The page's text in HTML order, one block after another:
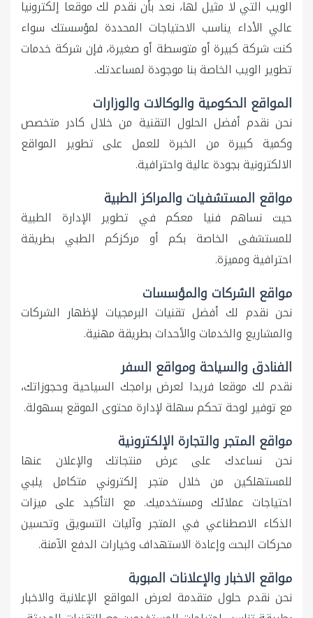
الويب التي لا مثيل لها، نعد بأن نقدم لك موقعا إلكترونيا
عالي الأداء يناسب الاحتياجات المحددة لمؤسستك سواء
كنت شركة كبيرة أو متوسطة أو صغيرة، فإن شركة خدمات
تطوير الويب الخاصة بنا موجودة لمساعدتك.
المواقع الحكومية والوكالات والوزارات
نحن نقدم أفضل الحلول التقنية من خلال كادر متخصص
وكمية كبيرة من الخبرة للعمل على تطوير المواقع
الالكترونية بجودة عالية واحترافية.
مواقع المستشفيات والمراكز الطبية
حيث نساهم فنيا معكم في تطوير الإدارة الطبية
للمستشفى الخاصة بكم أو مركزكم الطبي بطريقة
احترافية ومميزة.
مواقع الشركات والمؤسسات
نحن نقدم لك أفضل تقنيات البرمجيات لإظهار الشركات
والمشاريع والخدمات والأحداث بطريقة مهنية.
الفنادق والسياحة ومواقع السفر
نقدم لك موقعا فريدا لعرض برامجك السياحية وحجوزاتك،
مع توفير لوحة تحكم سهلة لإدارة محتوى الموقع بسهولة.
مواقع المتجر والتجارة الإلكترونية
نحن نساعدك على عرض منتجاتك والإعلان عنها
للمستهلكين من خلال متجر إلكتروني متكامل يلبي
احتياجات عملائك ومستخدميك. مع التأكيد على ميزات
الذكاء الاصطناعي في المتجر وآليات التسويق وتحسين
محركات البحث وإعادة الاستهداف وخيارات الدفع الآمنة.
مواقع الاخبار والإعلانات المبوبة
نحن نقدم حلول متقدمة لعرض المواقع الإعلانية والاخبار